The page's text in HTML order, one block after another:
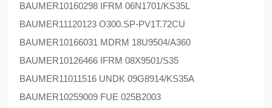
BAUMER10160298 IFRM 06N1701/KS35L
BAUMER11120123 O300.SP-PV1T.72CU
BAUMER10166031 MDRM 18U9504/A360
BAUMER10126466 IFRM 08X9501/S35
BAUMER11011516 UNDK 09G8914/KS35A
BAUMER10259009 FUE 025B2003